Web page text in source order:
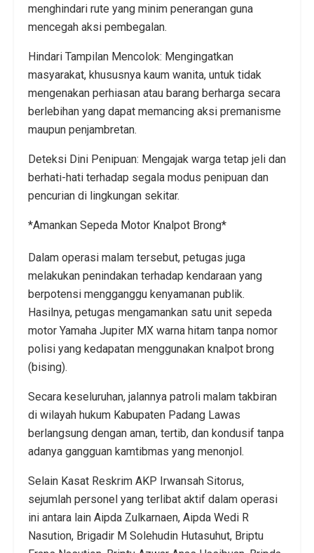
menghindari rute yang minim penerangan guna
mencegah aksi pembegalan.
Hindari Tampilan Mencolok: Mengingatkan
masyarakat, khususnya kaum wanita, untuk tidak
mengenakan perhiasan atau barang berharga secara
berlebihan yang dapat memancing aksi premanisme
maupun penjambretan.
Deteksi Dini Penipuan: Mengajak warga tetap jeli dan
berhati-hati terhadap segala modus penipuan dan
pencurian di lingkungan sekitar.
*Amankan Sepeda Motor Knalpot Brong*
Dalam operasi malam tersebut, petugas juga
melakukan penindakan terhadap kendaraan yang
berpotensi mengganggu kenyamanan publik.
Hasilnya, petugas mengamankan satu unit sepeda
motor Yamaha Jupiter MX warna hitam tanpa nomor
polisi yang kedapatan menggunakan knalpot brong
(bising).
Secara keseluruhan, jalannya patroli malam takbiran
di wilayah hukum Kabupaten Padang Lawas
berlangsung dengan aman, tertib, dan kondusif tanpa
adanya gangguan kamtibmas yang menonjol.
Selain Kasat Reskrim AKP Irwansah Sitorus,
sejumlah personel yang terlibat aktif dalam operasi
ini antara lain Aipda Zulkarnaen, Aipda Wedi R
Nasution, Brigadir M Solehudin Hutasuhut, Briptu